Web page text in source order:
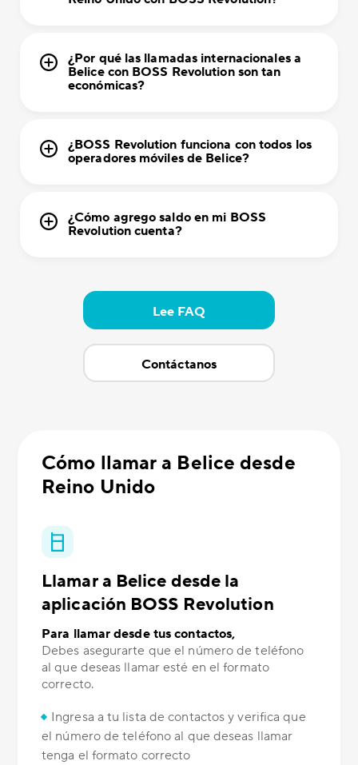
¿Por qué las llamadas internacionales a
Belice con BOSS Revolution son tan
económicas?
¿BOSS Revolution funciona con todos los
operadores móviles de Belice?
¿Cómo agrego saldo en mi BOSS
Revolution cuenta?
Lee FAQ
Contáctanos
Cómo llamar a Belice desde
Reino Unido
Llamar a Belice desde la
aplicación BOSS Revolution
Para llamar desde tus contactos,
Debes asegurarte que el número de teléfono
al que deseas llamar esté en el formato
correcto.
Ingresa a tu lista de contactos y verifica que
el número de teléfono al que deseas llamar
tenga el formato correcto